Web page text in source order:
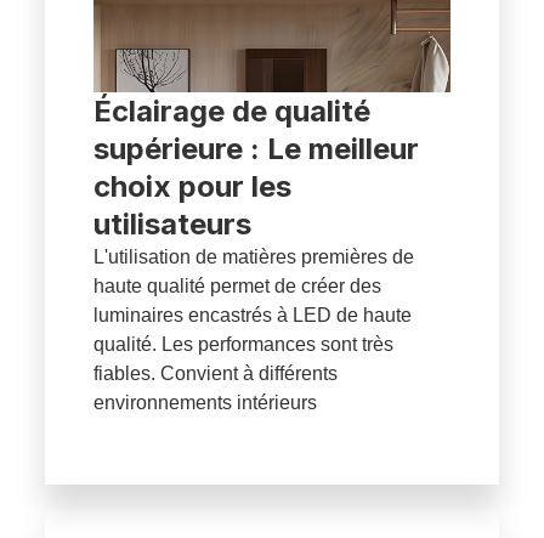
Éclairage de qualité
supérieure : Le meilleur
choix pour les
utilisateurs
L'utilisation de matières premières de
haute qualité permet de créer des
luminaires encastrés à LED de haute
qualité. Les performances sont très
fiables. Convient à différents
environnements intérieurs